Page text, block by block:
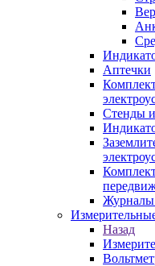
Аптечки
Стенды
Журналы
Назад